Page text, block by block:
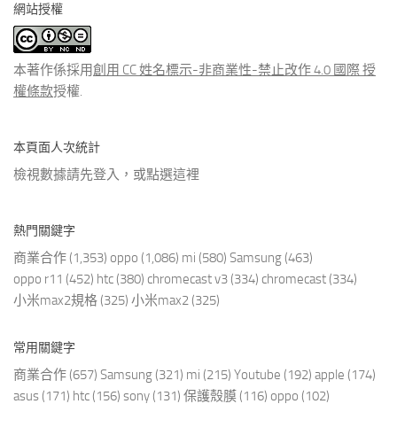
類
文
章
網站授權
本著作係採用創用 CC 姓名標示-非商業性-禁止改作 4.0 國際 授
權條款授權.
本頁面人次統計
檢視數據請先登入，或點選這裡
熱門關鍵字
商業合作 (1,353) oppo (1,086) mi (580) Samsung (463)
oppo r11 (452) htc (380) chromecast v3 (334) chromecast (334)
小米max2規格 (325) 小米max2 (325)
常用關鍵字
商業合作 (657) Samsung (321) mi (215) Youtube (192) apple (174)
asus (171) htc (156) sony (131) 保護殼膜 (116) oppo (102)